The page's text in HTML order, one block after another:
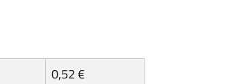
0,52 €